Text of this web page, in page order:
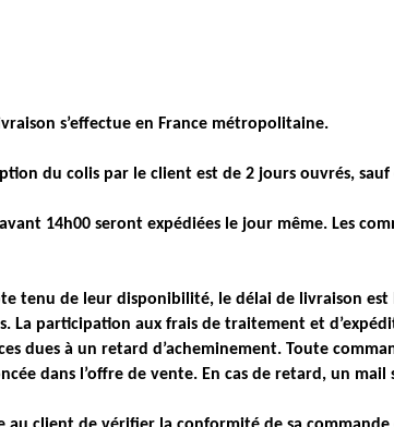
s’effectue en France métropolitaine.
du colis par le client est de 2 jours ouvrés,
14h00 seront expédiées le jour même. Les
tenu de leur disponibilité, le délai de livraison
La participation aux frais de traitement et
dues à un retard d’acheminement. Toute
dans l’offre de vente. En cas de retard, un mail